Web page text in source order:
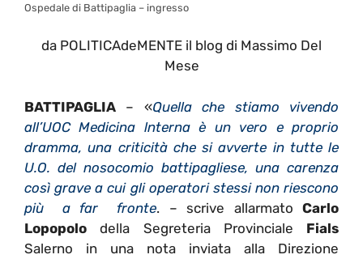
Ospedale di Battipaglia – ingresso
da POLITICAdeMENTE il blog di Massimo Del
Mese
BATTIPAGLIA – «Quella che stiamo vivendo
all’UOC Medicina lnterna è un vero e proprio
dramma, una criticità che si avverte in tutte le
U.O. del nosocomio battipagliese, una carenza
così grave a cui gli operatori stessi non riescono
più a far fronte. – scrive allarmatoCarlo
Lopopolo della Segreteria Provinciale Fials
Salerno in una nota inviata alla Direzione